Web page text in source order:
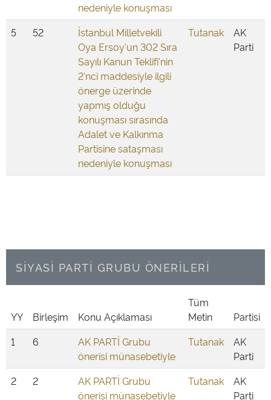
nedeniyle konuşması
5 52
İstanbul Milletvekili
Oya Ersoy'un 302 Sıra
Sayılı Kanun Teklifi'nin
2'nci maddesiyle ilgili
önerge üzerinde
yapmış olduğu
konuşması sırasında
Adalet ve Kalkınma
Partisine sataşması
nedeniyle konuşması
Tutanak
AK
Parti
SİYASİ PARTİ GRUBU ÖNERİLERİ
YY Birleşim Konu Açıklaması
Tüm
Metin
Partisi
1
6
AK PARTİ Grubu
önerisi münasebetiyle
Tutanak
AK
Parti
2
2
AK PARTİ Grubu
önerisi münasebetiyle
Tutanak
AK
Parti